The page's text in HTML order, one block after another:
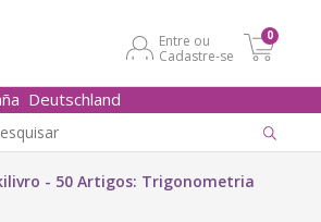
Entre ou
Cadastre-se
0
Deutschland
- 50 Artigos: Trigonometria